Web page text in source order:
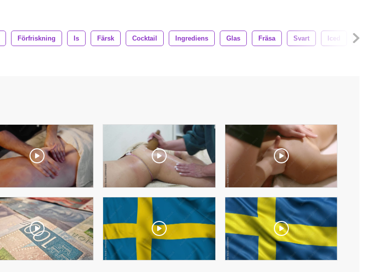
Förfriskning Is Färsk Cocktail Ingrediens Glas Fräsa Svart Iced